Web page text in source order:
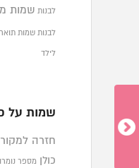
לבנות שמות
לבנות שמות תואר
לילד
שמות על
חזרה
כולן מספר